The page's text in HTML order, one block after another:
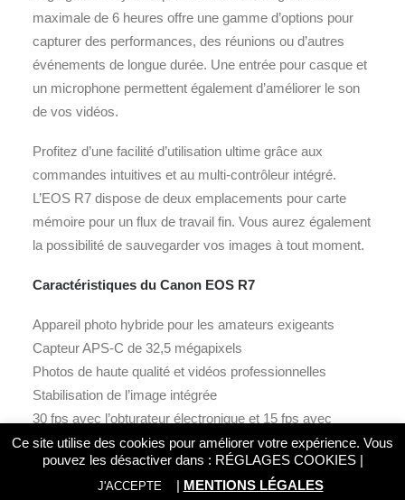
maximale de 6 heures offre une gamme d’options pour
capturer des performances, des réunions ou d’autres
événements de longue durée. Une entrée pour casque et
un microphone permettent également d’améliorer le son
de vos vidéos.
Profitez d’une facilité d’utilisation ultime grâce aux
commandes intuitives et au multi-contrôleur intégré.
L’EOS R7 dispose de deux emplacements pour carte
mémoire pour un flux de travail fin. Vous aurez également
la possibilité de sauvegarder vos images à tout moment.
Caractéristiques du Canon EOS R7
Appareil photo hybride pour les amateurs exigeants
Capteur APS-C de 32,5 mégapixels
Photos de haute qualité et vidéos professionnelles
Stabilisation de l’image intégrée
30 fps avec l’obturateur électronique et 15 fps avec
l’obturateur mécanique
Jusqu’à 30 images/s en mode rafale RAW dédié sans
recadrage (selon les réglages, l’objectif et la carte
Ce site utilise des cookies pour améliorer votre expérience. Vous
pouvez les désactiver dans : RÉGLAGES COOKIES|
J'ACCEPTE | MENTIONS LÉGALES